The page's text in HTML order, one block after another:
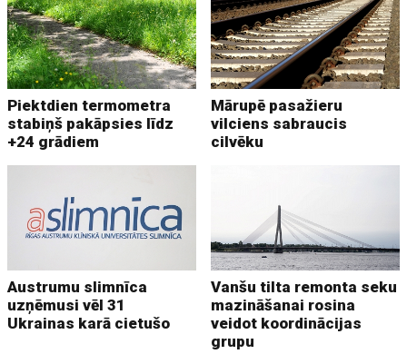
Piektdien termometra
stabiņš pakāpsies līdz
+24 grādiem
Mārupē pasažieru
vilciens sabraucis
cilvēku
Austrumu slimnīca
uzņēmusi vēl 31
Ukrainas karā cietušo
Vanšu tilta remonta seku
mazināšanai rosina
veidot koordinācijas
grupu